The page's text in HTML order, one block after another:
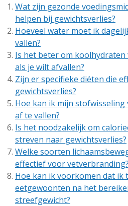
Wat zijn gezonde
helpen bij gewichtsverlies?
Hoeveel water moet ik
vallen?
Is het beter om koolhydraten
als je wilt afvallen?
Zijn er specifieke diëten die
gewichtsverlies?
Hoe kan ik mijn
af te vallen?
Is het noodzakelijk om
streven naar gewichtsverlies?
Welke soorten
effectief voor vetverbranding?
Hoe kan ik voorkomen dat ik
eetgewoonten na het
streefgewicht?